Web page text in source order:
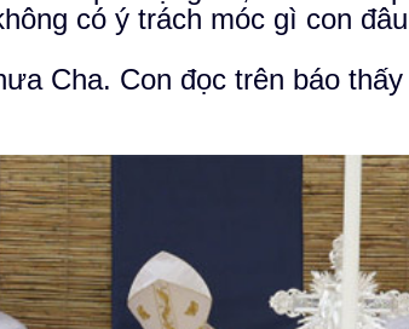
có ý trách móc gì con
Cha. Con đọc trên báo